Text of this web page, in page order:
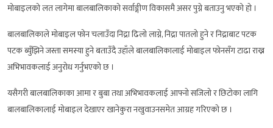
मोबाइलको लत लागेमा बालबालिकाको सर्वाङ्गीण विकासमै असर पुग्ने बताउनु भएको हो ।
बालबालिकाले मोबाइल फोन चलाउँदा निद्रा ढिलो लाग्ने, निद्रा पातलो हुने र निद्राबाट पटक
पटक ब्युँझिने जस्ता समस्या हुने बताउँदै उहाँले बालबालिकालाई मोबाइल फोनसँग टाढा राख्न
अभिभावकलाई अनुरोध गर्नुभएको छ ।
यसैगरी बालबालिकाका आमा र बुबा तथा अभिभावकलाई आफ्नो सजिलो र छिटोका लागि
बालबालिकालाई मोबाइल देखाएर खानेकुरा नखुवाउनसमेत आग्रह गरिएको छ ।